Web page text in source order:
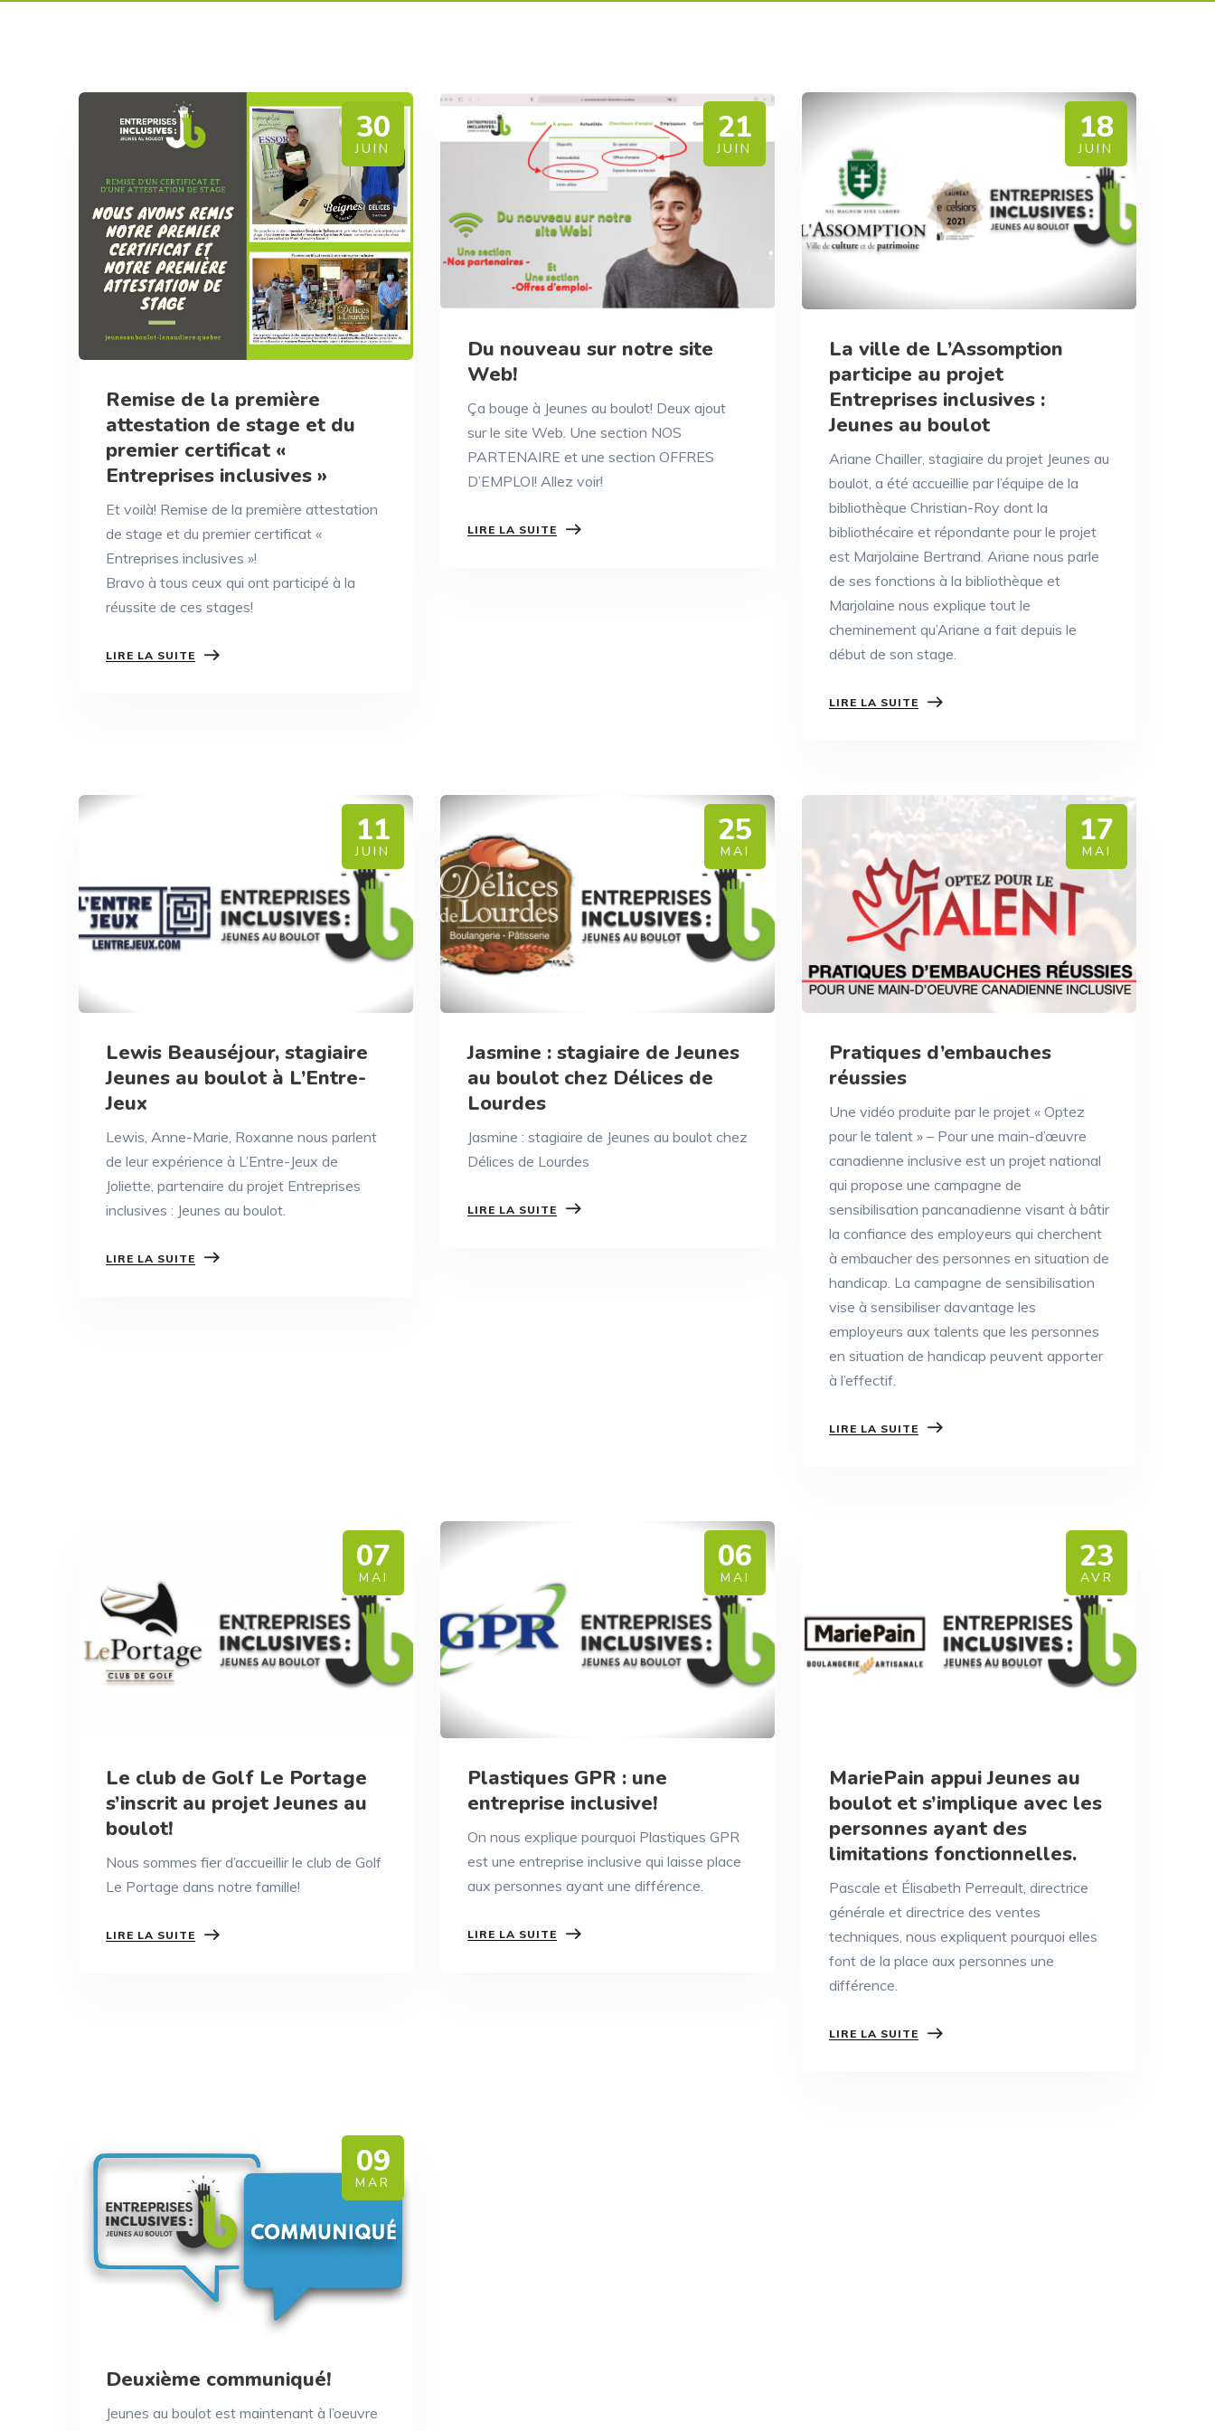
30
JUIN
Remise de la première
attestation de stage et du
premier certificat «
Entreprises inclusives »
Et voilà! Remise de la première attestation
de stage et du premier certificat «
Entreprises inclusives »!
Bravo à tous ceux qui ont participé à la
réussite de ces stages!
LIRE LA SUITE
21
JUIN
Du nouveau sur notre site
Web!
Ça bouge à Jeunes au boulot! Deux ajout
sur le site Web. Une section NOS
PARTENAIRE et une section OFFRES
D’EMPLOI! Allez voir!
LIRE LA SUITE
18
JUIN
La ville de L’Assomption
participe au projet
Entreprises inclusives :
Jeunes au boulot
Ariane Chailler, stagiaire du projet Jeunes au
boulot, a été accueillie par l’équipe de la
bibliothèque Christian-Roy dont la
bibliothécaire et répondante pour le projet
est Marjolaine Bertrand. Ariane nous parle
de ses fonctions à la bibliothèque et
Marjolaine nous explique tout le
cheminement qu’Ariane a fait depuis le
début de son stage.
LIRE LA SUITE
11
JUIN
Lewis Beauséjour, stagiaire
Jeunes au boulot à L’Entre-
Jeux
Lewis, Anne-Marie, Roxanne nous parlent
de leur expérience à L’Entre-Jeux de
Joliette, partenaire du projet Entreprises
inclusives : Jeunes au boulot.
LIRE LA SUITE
25
MAI
Jasmine : stagiaire de Jeunes
au boulot chez Délices de
Lourdes
Jasmine : stagiaire de Jeunes au boulot chez
Délices de Lourdes
LIRE LA SUITE
17
MAI
Pratiques d’embauches
réussies
Une vidéo produite par le projet « Optez
pour le talent » – Pour une main-d’œuvre
canadienne inclusive est un projet national
qui propose une campagne de
sensibilisation pancanadienne visant à bâtir
la confiance des employeurs qui cherchent
à embaucher des personnes en situation de
handicap. La campagne de sensibilisation
vise à sensibiliser davantage les
employeurs aux talents que les personnes
en situation de handicap peuvent apporter
à l’effectif.
LIRE LA SUITE
07
MAI
Le club de Golf Le Portage
s’inscrit au projet Jeunes au
boulot!
Nous sommes fier d’accueillir le club de Golf
Le Portage dans notre famille!
LIRE LA SUITE
06
MAI
Plastiques GPR : une
entreprise inclusive!
On nous explique pourquoi Plastiques GPR
est une entreprise inclusive qui laisse place
aux personnes ayant une différence.
LIRE LA SUITE
23
AVR
MariePain appui Jeunes au
boulot et s’implique avec les
personnes ayant des
limitations fonctionnelles.
Pascale et Élisabeth Perreault, directrice
générale et directrice des ventes
techniques, nous expliquent pourquoi elles
font de la place aux personnes une
différence.
LIRE LA SUITE
09
MAR
Deuxième communiqué!
Jeunes au boulot est maintenant à l’oeuvre